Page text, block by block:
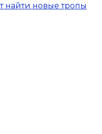
найти новые тропы